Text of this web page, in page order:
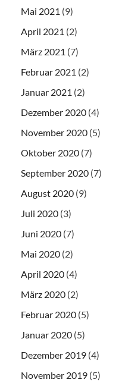
Mai 2021 (9)
April 2021 (2)
März 2021 (7)
Februar 2021 (2)
Januar 2021 (2)
Dezember 2020 (4)
November 2020 (5)
Oktober 2020 (7)
September 2020 (7)
August 2020 (9)
Juli 2020 (3)
Juni 2020 (7)
Mai 2020 (2)
April 2020 (4)
März 2020 (2)
Februar 2020 (5)
Januar 2020 (5)
Dezember 2019 (4)
November 2019 (5)